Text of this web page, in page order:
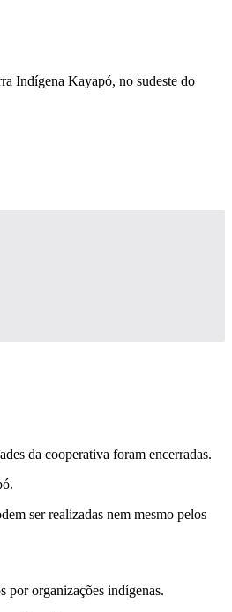
Indígena Kayapó, no sudeste do
da cooperativa foram encerradas.
ser realizadas nem mesmo pelos
por organizações indígenas.